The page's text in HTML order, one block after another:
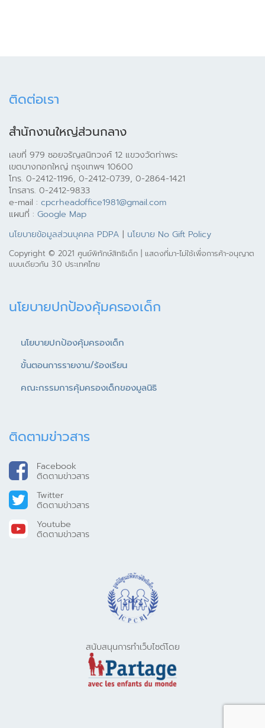
ติดต่อเรา
สำนักงานใหญ่ส่วนกลาง
เลขที่ 979 ซอยจรัญสนิทวงศ์ 12 แขวงวัดท่าพระ
เขตบางกอกใหญ่ กรุงเทพฯ 10600
โทร. 0-2412-1196, 0-2412-0739, 0-2864-1421
โทรสาร. 0-2412-9833
e-mail : cpcrheadoffice1981@gmail.com
แผนที่ : Google Map
นโยบายข้อมูลส่วนบุคคล PDPA | นโยบาย No Gift Policy
Copyright © 2021 ศูนย์พิทักษ์สิทธิเด็ก | แสดงที่มา-ไม่ใช้เพื่อการค้า-อนุญาต
แบบเดียวกัน 3.0 ประเทศไทย
นโยบายปกป้องคุ้มครองเด็ก
นโยบายปกป้องคุ้มครองเด็ก
ขั้นตอนการรายงาน/ร้องเรียน
คณะกรรมการคุ้มครองเด็กของมูลนิธิ
ติดตามข่าวสาร
Facebook
ติดตามข่าวสาร
Twitter
ติดตามข่าวสาร
Youtube
ติดตามข่าวสาร
สนับสนุนการทำเว็บไซต์โดย